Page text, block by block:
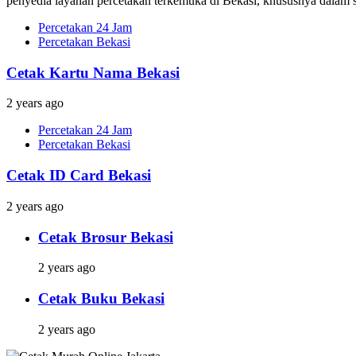
Percetakan 24 Jam
Percetakan Bekasi
Cetak Kartu Nama Bekasi
2 years ago
Percetakan 24 Jam
Percetakan Bekasi
Cetak ID Card Bekasi
2 years ago
Cetak Brosur Bekasi
2 years ago
Cetak Buku Bekasi
2 years ago